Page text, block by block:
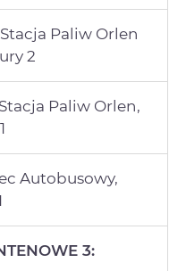
Paliw Orlen
2
Paliw Orlen,
Autobusowy,
3: